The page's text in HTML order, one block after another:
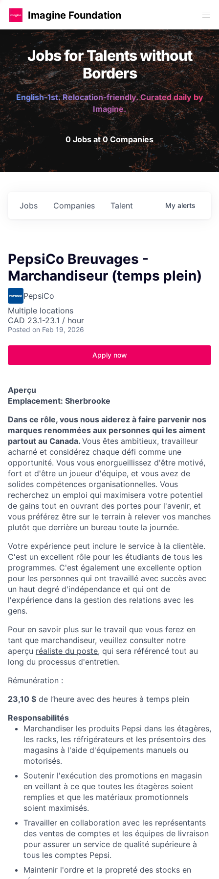
Imagine Foundation
Jobs for Talents without
Borders
English-1st. Relocation-friendly. Curated daily by
Imagine.
0 Jobs at 0 Companies
Jobs Companies Talent My alerts
PepsiCo Breuvages -
Marchandiseur (temps plein)
PepsiCo
Multiple locations
CAD 23.1-23.1 / hour
Posted on Feb 19, 2026
Apply now
Aperçu
Emplacement: Sherbrooke
Dans ce rôle, vous nous aiderez à faire parvenir nos
marques renommées aux personnes qui les aiment
partout au Canada. Vous êtes ambitieux, travailleur
acharné et considérez chaque défi comme une
opportunité. Vous vous enorgueillissez d'être motivé,
fort et d'être un joueur d'équipe, et vous avez de
solides compétences organisationnelles. Vous
recherchez un emploi qui maximisera votre potentiel
de gains tout en ouvrant des portes pour l'avenir, et
vous préférez être sur le terrain à relever vos manches
plutôt que derrière un bureau toute la journée.
Votre expérience peut inclure le service à la clientèle.
C'est un excellent rôle pour les étudiants de tous les
programmes. C'est également une excellente option
pour les personnes qui ont travaillé avec succès avec
un haut degré d'indépendance et qui ont de
l'expérience dans la gestion des relations avec les
gens.
Pour en savoir plus sur le travail que vous ferez en
tant que marchandiseur, veuillez consulter notre
aperçu réaliste du poste, qui sera référencé tout au
long du processus d'entretien.
Rémunération :
23,10 $ de l’heure avec des heures à temps plein
Responsabilités
Marchandiser les produits Pepsi dans les étagères,
les racks, les réfrigérateurs et les présentoirs des
magasins à l'aide d'équipements manuels ou
motorisés.
Soutenir l'exécution des promotions en magasin
en veillant à ce que toutes les étagères soient
remplies et que les matériaux promotionnels
soient maximisés.
Travailler en collaboration avec les représentants
des ventes de comptes et les équipes de livraison
pour assurer un service de qualité supérieure à
tous les comptes Pepsi.
Maintenir l'ordre et la propreté des stocks en